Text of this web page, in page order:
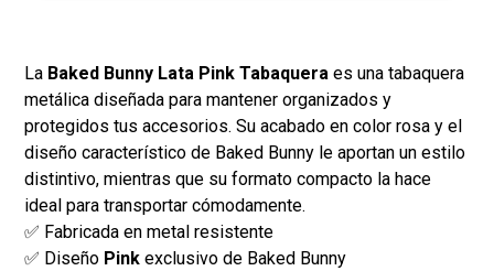
La Baked Bunny Lata Pink Tabaquera es una tabaquera
metálica diseñada para mantener organizados y
protegidos tus accesorios. Su acabado en color rosa y el
diseño característico de Baked Bunny le aportan un estilo
distintivo, mientras que su formato compacto la hace
ideal para transportar cómodamente.
✅ Fabricada en metal resistente
✅ Diseño Pink exclusivo de Baked Bunny